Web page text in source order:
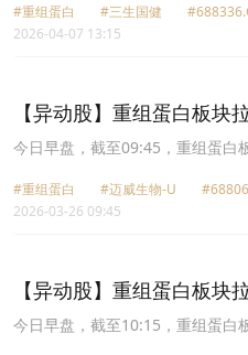
医药(300149.CN)跌3.16%报11.64
2.22%报25.57元，迈威生物
#重组蛋白 #三生国健
2026-04-07 13:15
【异动股】重组蛋白板块
U(688062.CN)涨6.52%
今日早盘，截至09:45，重组蛋白
协和(600645.CN)涨2.56%报32.11
2.51%报24.53元，通化东宝
#重组蛋白 #迈威生物-U
2026-03-26 09:45
【异动股】重组蛋白板块
涨10.0%
今日早盘，截至10:15，重组蛋白